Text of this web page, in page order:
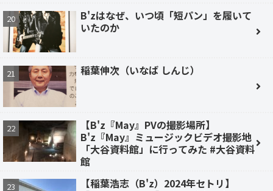
B'zはなぜ、いつ頃「短パン」を履いて
いたのか
稲葉伸次（いなば しんじ）
【B'z『May』PVの撮影場所】
B'z『May』ミュージックビデオ撮影地
「大谷資料館」に行ってみた #大谷資料
館
【稲葉浩志（B'z）2024年セトリ】